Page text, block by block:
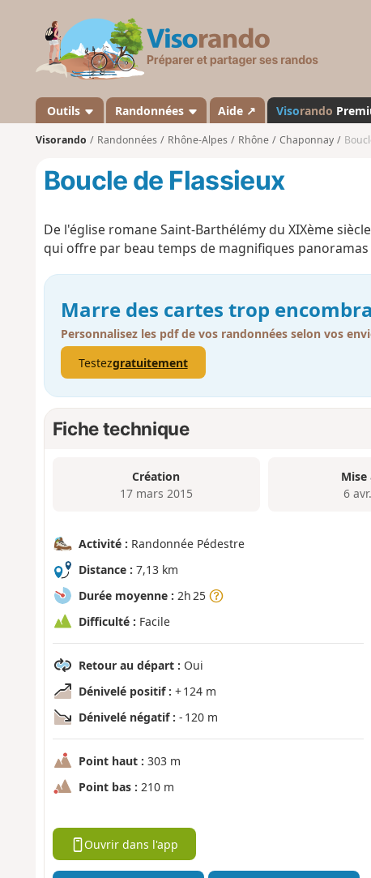
s
a
n
d
Outils Randonnées Aide ↗ Visorando
Visorando Randonnées Rhône-Alpes Rhône Chaponnay
Boucle de Flassieux
De l'église romane Saint-Barthélémy du XIXème
qui offre par beau temps de magnifiques
Marre des cartes trop
Personnalisez les pdf de vos randonnées selon vos
Testezgratuitement
Fiche technique
Création
17 mars 2015
Mise
6
Activité : Randonnée Pédestre
Distance : 7,13 km
Durée moyenne : 2h 25
Difficulté : Facile
Retour au départ : Oui
Dénivelé positif : + 124 m
Dénivelé négatif : - 120 m
Point haut : 303 m
Point bas : 210 m
Ouvrir dans l'app